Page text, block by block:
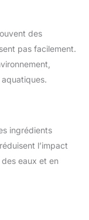
des
pas facilement.
ingrédients
l’impact
eaux et en